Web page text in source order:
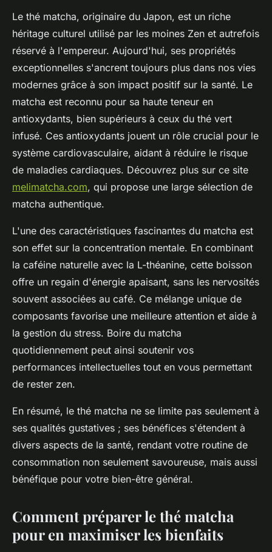
Le thé matcha, originaire du Japon, est un riche
héritage culturel utilisé par les moines Zen et autrefois
réservé à l'empereur. Aujourd'hui, ses propriétés
exceptionnelles s'ancrent toujours plus dans nos vies
modernes grâce à son impact positif sur la santé. Le
matcha est reconnu pour sa haute teneur en
antioxydants, bien supérieurs à ceux du thé vert
infusé. Ces antioxydants jouent un rôle crucial pour le
système cardiovasculaire, aidant à réduire le risque
de maladies cardiaques. Découvrez plus sur ce site
melimatcha.com, qui propose une large sélection de
matcha authentique.
L'une des caractéristiques fascinantes du matcha est
son effet sur la concentration mentale. En combinant
la caféine naturelle avec la L-théanine, cette boisson
offre un regain d'énergie apaisant, sans les nervosités
souvent associées au café. Ce mélange unique de
composants favorise une meilleure attention et aide à
la gestion du stress. Boire du matcha
quotidiennement peut ainsi soutenir vos
performances intellectuelles tout en vous permettant
de rester zen.
En résumé, le thé matcha ne se limite pas seulement à
ses qualités gustatives ; ses bénéfices s'étendent à
divers aspects de la santé, rendant votre routine de
consommation non seulement savoureuse, mais aussi
bénéfique pour votre bien-être général.
Comment préparer le thé matcha
pour en maximiser les bienfaits